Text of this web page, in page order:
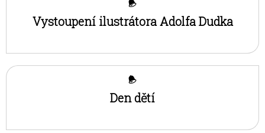
Vystoupení ilustrátora Adolfa Dudka
Den dětí